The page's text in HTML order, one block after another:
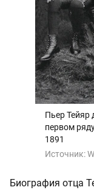
Пьер Тейяр
первом
1891
Источник:
Биография отца